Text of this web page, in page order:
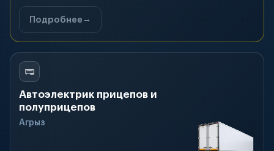
Подробнее
Автоэлектрик прицепов и
полуприцепов
Агрыз